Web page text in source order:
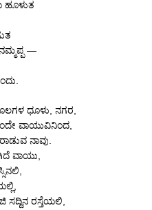
—
ಧೂಳು, ನಗರ,
ವಾಯುವಿನಿಂದ,
ನಾವು.
ವಾಯು,
ಸದ್ದಿನ ರಸ್ತೆಯಲಿ,